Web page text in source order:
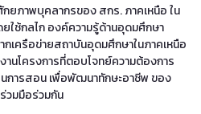
ยภาพบุคลากรของ สกร. ภาคเหนือ ใน
ใช้กลไก องค์ความรู้ด้านอุดมศึกษา
เครือข่ายสถาบันอุดมศึกษาในภาคเหนือ
านโครงการที่ตอบโจทย์ความต้องการ
การสอน เพื่อพัฒนาทักษะอาชีพ ของ
วมมือร่วมกัน